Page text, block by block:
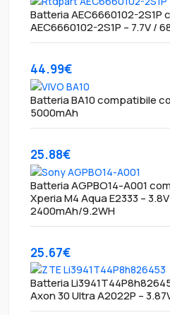
Batteria AEC6660102-
AEC6660102-2S1P – 7.7V /
44.99€
Batteria BA10 compatibile
5000mAh
25.88€
Batteria AGPBO14-A001
Xperia M4 Aqua E2333 –
2400mAh/9.2WH
25.67€
Batteria
Axon 30 Ultra A2022P –